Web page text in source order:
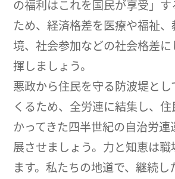
の福利はこれを国民が享受」
ため、経済格差を医療や福祉
境、社会参加などの社会格差
揮しましょう。
悪政から住民を守る防波堤と
くるため、全労連に結集し、
かってきた四半世紀の自治労
展させましょう。力と知恵は職
ます。私たちの地道で、継続